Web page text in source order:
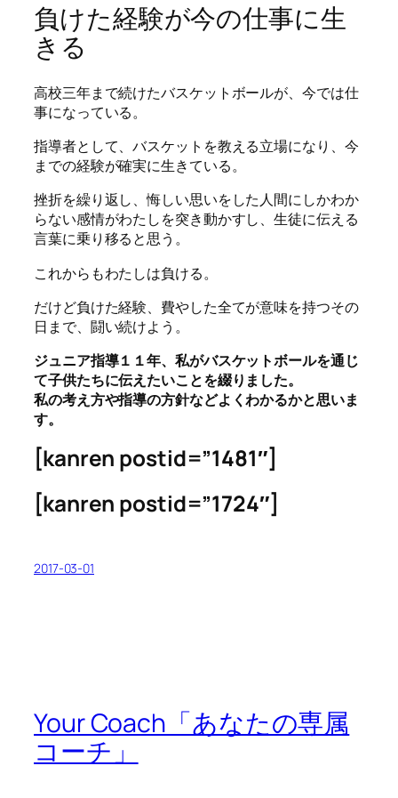
負けた経験が今の仕事に生
きる
高校三年まで続けたバスケットボールが、今では仕
事になっている。
指導者として、バスケットを教える立場になり、今
までの経験が確実に生きている。
挫折を繰り返し、悔しい思いをした人間にしかわか
らない感情がわたしを突き動かすし、生徒に伝える
言葉に乗り移ると思う。
これからもわたしは負ける。
だけど負けた経験、費やした全てが意味を持つその
日まで、闘い続けよう。
ジュニア指導１１年、私がバスケットボールを通じ
て子供たちに伝えたいことを綴りました。
私の考え方や指導の方針などよくわかるかと思いま
す。
[kanren postid=”1481″]
[kanren postid=”1724″]
2017-03-01
Your Coach「あなたの専属
コーチ」